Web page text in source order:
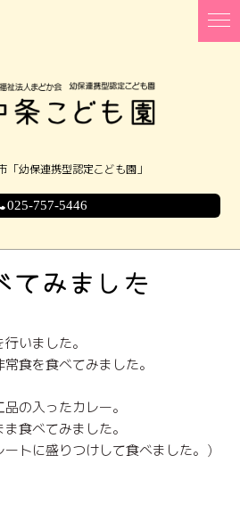
「幼保連携型認定こども園」
025-757-5446
てみました
いました。
食を食べてみました。
の入ったカレー。
食べてみました。
ートに盛りつけして食べました。）